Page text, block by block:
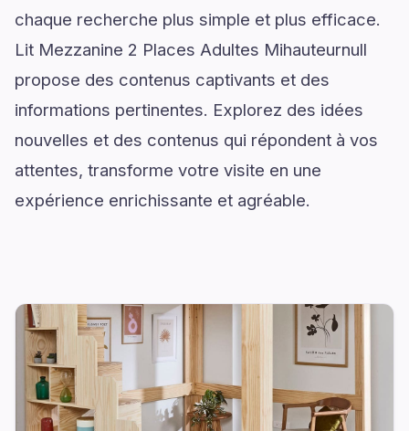
chaque recherche plus simple et plus efficace.
Lit Mezzanine 2 Places Adultes Mihauteurnull
propose des contenus captivants et des
informations pertinentes. Explorez des idées
nouvelles et des contenus qui répondent à vos
attentes, transforme votre visite en une
expérience enrichissante et agréable.